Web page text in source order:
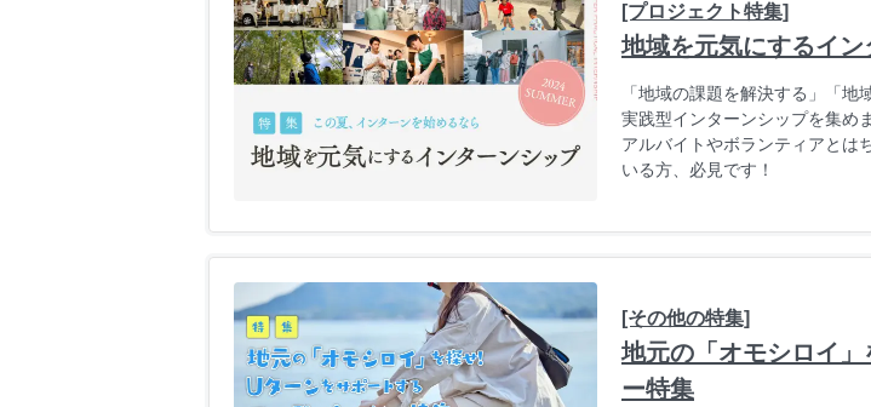
[プロジェクト特集]
地域を元気にするイ
「地域の課題を解決する」「
実践型インターンシップを集め
アルバイトやボランティアとは
いる方、必見です！
[その他の特集]
地元の「オモシロイ
ー特集